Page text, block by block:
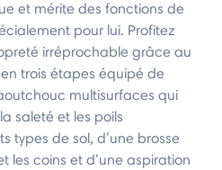
et mérite des fonctions de
pour lui. Profitez
irréprochable grâce au
trois étapes équipé de
multisurfaces qui
saleté et les poils
types de sol, d’une brosse
les coins et d’une aspiration